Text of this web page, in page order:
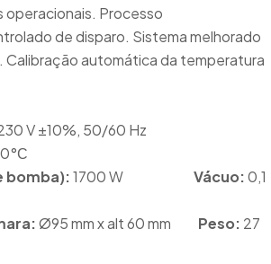
operacionais. Processo
de disparo. Sistema melhorado
automática da temperatura
V ±10%, 50/60 Hz
bomba):1700 W Vácuo:0,1
Ø95 mm x alt 60 mm Peso: 27